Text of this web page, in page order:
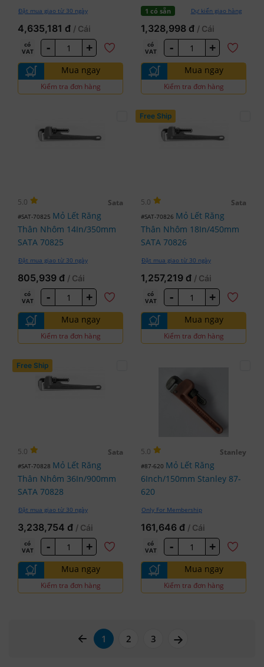
Đặt mua giao từ 30 ngày
4,635,181 đ / Cái
có
VAT
- +
Mua ngay
Kiểm tra đơn hàng
1 có sẵn Dự kiến giao hàng
1,328,998 đ / Cái
có
VAT
- +
Mua ngay
Kiểm tra đơn hàng
5.0 Sata
#SAT-70825 Mỏ Lết Răng
Thân Nhôm 14In/350mm
SATA 70825
Đặt mua giao từ 30 ngày
805,939 đ / Cái
có
VAT
- +
Mua ngay
Kiểm tra đơn hàng
Free Ship
5.0 Sata
#SAT-70826 Mỏ Lết Răng
Thân Nhôm 18In/450mm
SATA 70826
Đặt mua giao từ 30 ngày
1,257,219 đ / Cái
có
VAT
- +
Mua ngay
Kiểm tra đơn hàng
Free Ship
5.0 Sata
#SAT-70828 Mỏ Lết Răng
Thân Nhôm 36In/900mm
SATA 70828
Đặt mua giao từ 30 ngày
3,238,754 đ / Cái
có
VAT
- +
Mua ngay
Kiểm tra đơn hàng
5.0 Stanley
#87-620 Mỏ Lết Răng
6Inch/150mm Stanley 87-
620
Only For Membership
161,646 đ / Cái
có
VAT
- +
Mua ngay
Kiểm tra đơn hàng
page left arrow
1 2 3